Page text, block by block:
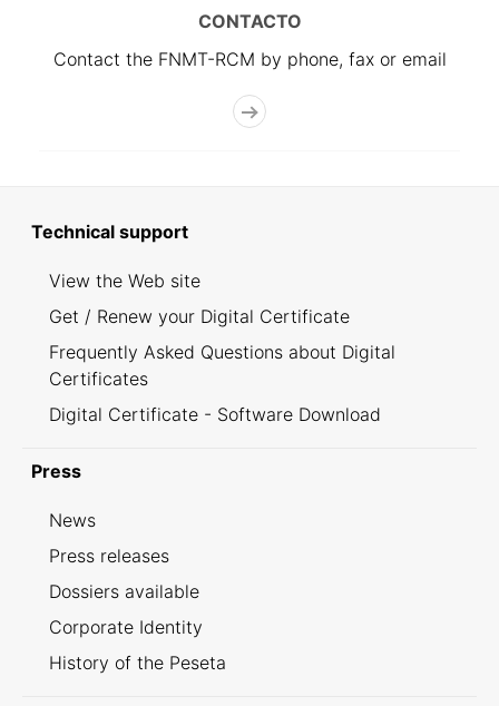
CONTACTO
Contact the FNMT-RCM by phone, fax or email
Technical support
View the Web site
Get / Renew your Digital Certificate
Frequently Asked Questions about Digital
Certificates
Digital Certificate - Software Download
Press
News
Press releases
Dossiers available
Corporate Identity
History of the Peseta